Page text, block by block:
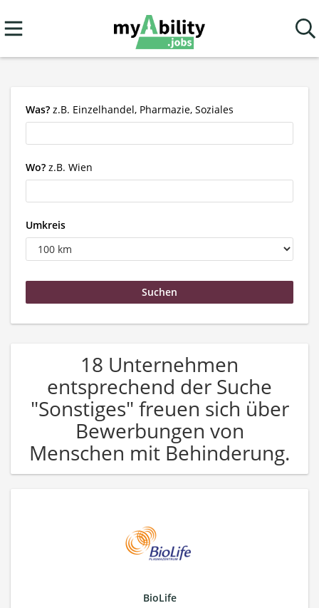
Was? z.B. Einzelhandel, Pharmazie, Soziales
Wo? z.B. Wien
Umkreis
18 Unternehmen
entsprechend der Suche
"Sonstiges" freuen sich über
Bewerbungen von
Menschen mit Behinderung.
BioLife